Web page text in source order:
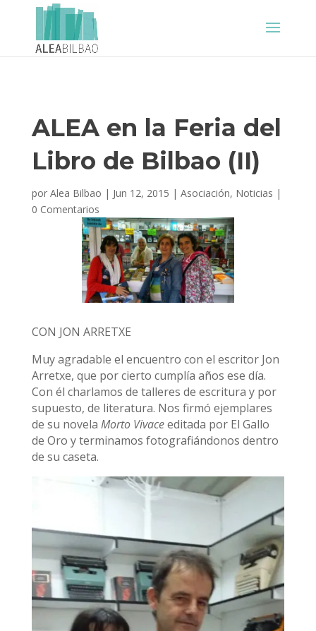
ALEA en la Feria del
Libro de Bilbao (II)
por Alea Bilbao | Jun 12, 2015 | Asociación, Noticias |
0 Comentarios
CON JON ARRETXE
Muy agradable el encuentro con el escritor Jon
Arretxe, que por cierto cumplía años ese día.
Con él charlamos de talleres de escritura y por
supuesto, de literatura. Nos firmó ejemplares
de su novela Morto Vivaceeditada por El Gallo
de Oro y terminamos fotografiándonos dentro
de su caseta.